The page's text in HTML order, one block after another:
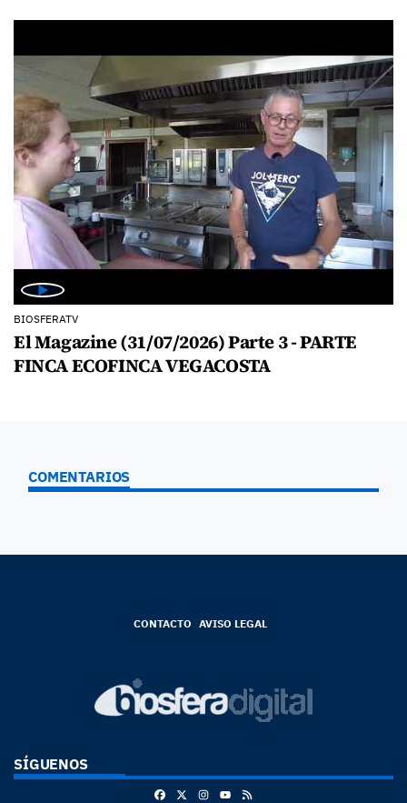
BIOSFERATV
El Magazine (31/07/2026) Parte 3 - PARTE
FINCA ECOFINCA VEGACOSTA
COMENTARIOS
CONTACTO AVISO LEGAL
SÍGUENOS
FacebookInstagram